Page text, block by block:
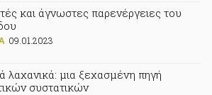
και άγνωστες παρενέργειες του
09.01.2023
λαχανικά: μια ξεχασμένη πηγή
συστατικών